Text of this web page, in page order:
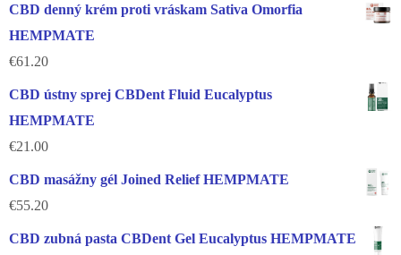
CBD denný krém proti vráskam Sativa Omorfia
HEMPMATE
€61.20
CBD ústny sprej CBDent Fluid Eucalyptus
HEMPMATE
€21.00
CBD masážny gél Joined Relief HEMPMATE
€55.20
CBD zubná pasta CBDent Gel Eucalyptus HEMPMATE